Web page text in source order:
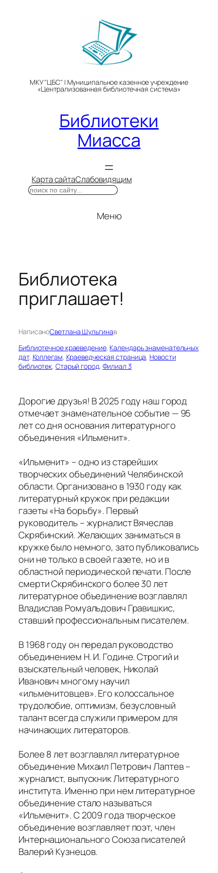
МКУ "ЦБС" | Муниципальное казенное учреждение
«Централизованная библиотечная система»
Библиотеки
Миасса
Карта сайтаСлабовидящим
Поиск
Меню
Библиотека
приглашает!
НаписаноСветлана Шульгинав
Библиотечное краеведение, Календарь знаменательных
дат, Коллегам, Краеведческая страница, Новости
библиотек, Старый город, Филиал 3
Дорогие друзья! В 2025 году наш город
отмечает знаменательное событие — 95
лет со дня основания литературного
объединения «Ильменит».
«Ильменит» – одно из старейших
творческих объединений Челябинской
области. Организовано в 1930 году как
литературный кружок при редакции
газеты «На борьбу». Первый
руководитель – журналист Вячеслав
Скрябинский. Желающих заниматься в
кружке было немного, зато публиковались
они не только в своей газете, но и в
областной периодической печати. После
смерти Скрябинского более 30 лет
литературное объединение возглавлял
Владислав Ромуальдович Гравишкис,
ставший профессиональным писателем.
В 1968 году он передал руководство
объединением Н. И. Године. Строгий и
взыскательный человек, Николай
Иванович многому научил
«ильменитовцев». Его колоссальное
трудолюбие, оптимизм, безусловный
талант всегда служили примером для
начинающих литераторов.
Более 8 лет возглавлял литературное
объединение Михаил Петрович Лаптев –
журналист, выпускник Литературного
института. Именно при нем литературное
объединение стало называться
«Ильменит». С 2009 года творческое
объединение возглавляет поэт, член
Интернационального Союза писателей
Валерий Кузнецов.